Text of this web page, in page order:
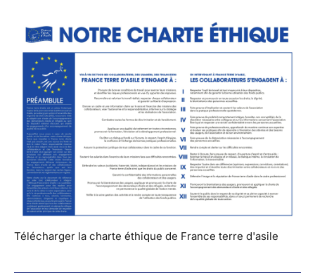
Télécharger la charte éthique de France terre d'asile